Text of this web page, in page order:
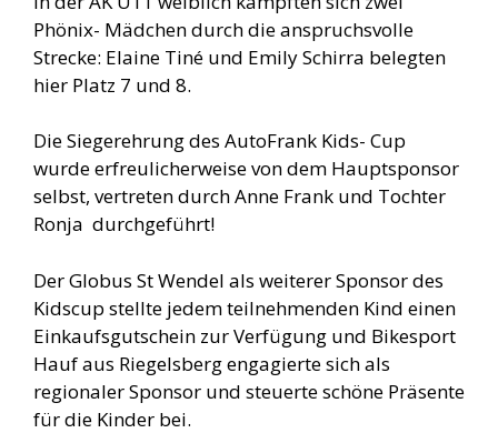
Phönix- Mädchen durch die anspruchsvolle
Strecke: Elaine Tiné und Emily Schirra belegten
hier Platz 7 und 8.
Die Siegerehrung des AutoFrank Kids- Cup
wurde erfreulicherweise von dem Hauptsponsor
selbst, vertreten durch Anne Frank und Tochter
Ronja durchgeführt!
Der Globus St Wendel als weiterer Sponsor des
Kidscup stellte jedem teilnehmenden Kind einen
Einkaufsgutschein zur Verfügung und Bikesport
Hauf aus Riegelsberg engagierte sich als
regionaler Sponsor und steuerte schöne Präsente
für die Kinder bei.